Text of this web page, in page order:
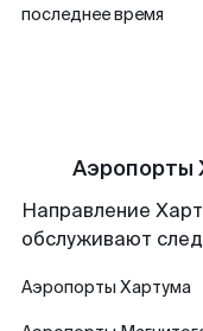
последнее время
Аэропорты
Направление
обслуживают
Аэропорты Хартума